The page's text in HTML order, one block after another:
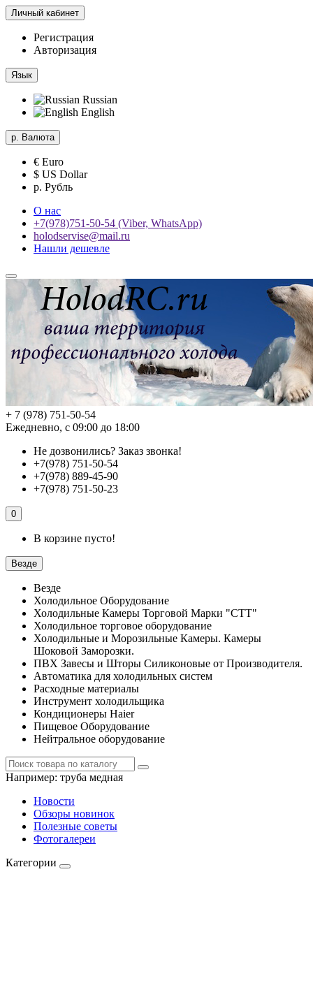
Личный кабинет
Регистрация
Авторизация
Язык
Russian
English
р. Валюта
€ Euro
$ US Dollar
р. Рубль
О нас
+7(978)751-50-54 (Viber, WhatsApp)
holodservise@mail.ru
Нашли дешевле
+ 7 (978) 751-50-54
Ежедневно, с 09:00 до 18:00
Не дозвонились? Заказ звонка!
+7(978) 751-50-54
+7(978) 889-45-90
+7(978) 751-50-23
0
В корзине пусто!
Везде
Везде
Холодильное Оборудование
Холодильные Камеры Торговой Марки "СТТ"
Холодильное торговое оборудование
Холодильные и Морозильные Камеры. Камеры
Шоковой Заморозки.
ПВХ Завесы и Шторы Силиконовые от Производителя.
Автоматика для холодильных систем
Расходные материалы
Инструмент холодильщика
Кондиционеры Haier
Пищевое Оборудование
Нейтральное оборудование
Например: труба медная
Новости
Обзоры новинок
Полезные советы
Фотогалереи
Категории